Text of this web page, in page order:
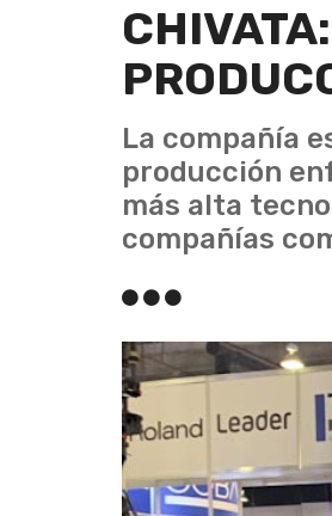
La compañía
producción
más alta
compañías